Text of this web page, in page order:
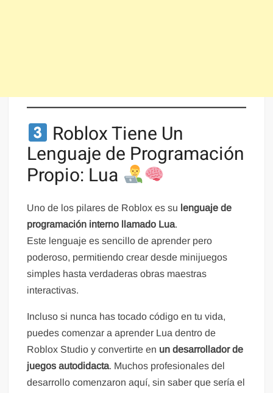
Roblox Tiene Un
Lenguaje de Programación
Propio: Lua
Uno de los pilares de Roblox es su lenguaje de
programación interno llamado Lua.
Este lenguaje es sencillo de aprender pero
poderoso, permitiendo crear desde minijuegos
simples hasta verdaderas obras maestras
interactivas.
Incluso si nunca has tocado código en tu vida,
puedes comenzar a aprender Lua dentro de
Roblox Studio y convertirte en un desarrollador de
juegos autodidacta. Muchos profesionales del
desarrollo comenzaron aquí, sin saber que sería el